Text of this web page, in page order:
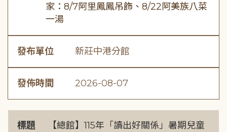
家：8/7阿里鳳鳳吊飾、8/22阿美族八菜
一湯
發布單位 新莊中港分館
發佈時間 2026-08-07
標題
【總館】115年「讀出好關係」暑期兒童